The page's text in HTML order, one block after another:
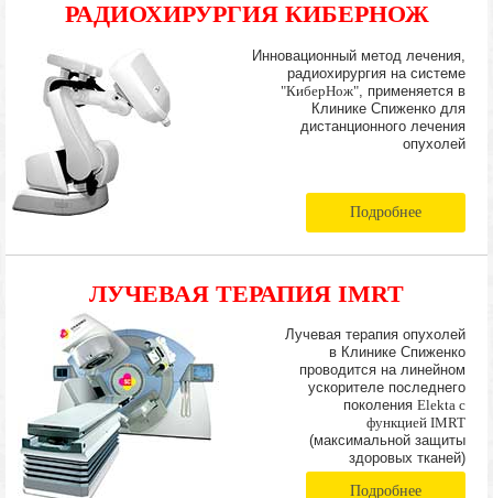
РАДИОХИРУРГИЯ КИБЕРНОЖ
Инновационный метод лечения,
радиохирургия на системе
"КиберНож", применяется в
Клинике Спиженко для
дистанционного лечения
опухолей
Подробнее
ЛУЧЕВАЯ ТЕРАПИЯ IMRT
Лучевая терапия опухолей
в Клинике Спиженко
проводится на линейном
ускорителе последнего
поколения Elekta с
функцией IMRT
(максимальной защиты
здоровых тканей)
Подробнее